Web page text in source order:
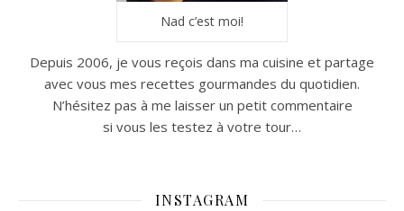
Nad c’est moi!
Depuis 2006, je vous reçois dans ma cuisine et partage
avec vous mes recettes gourmandes du quotidien.
N’hésitez pas à me laisser un petit commentaire
si vous les testez à votre tour…
INSTAGRAM